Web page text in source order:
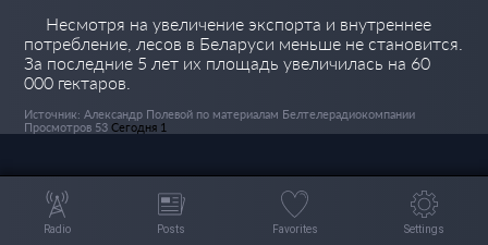
Несмотря на увеличение экспорта и внутреннее
потребление, лесов в Беларуси меньше не становится.
За последние 5 лет их площадь увеличилась на 60
000 гектаров.
Источник: Александр Полевой по материалам Белтелерадиокомпании
Просмотров 53 Сегодня 1
Radio Posts Favorites Settings